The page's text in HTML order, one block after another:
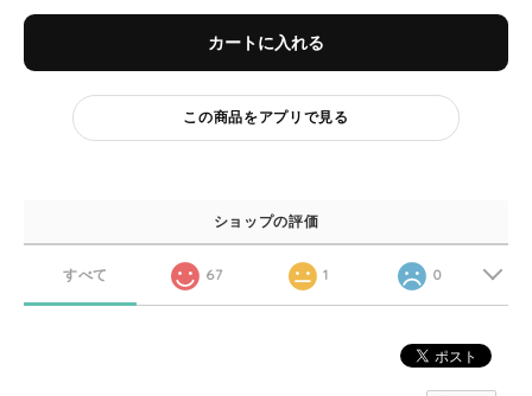
カートに入れる
この商品をアプリで見る
ショップの評価
すべて 67 1 0